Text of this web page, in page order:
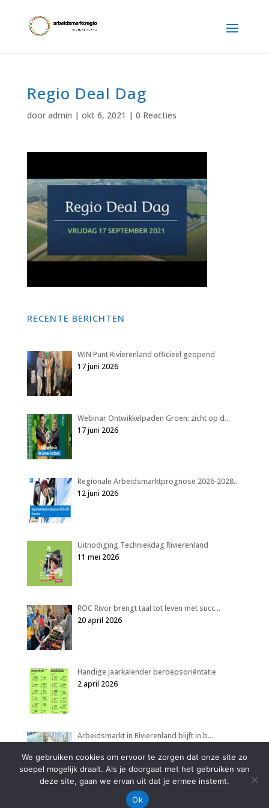
Regio Deal Dag
door admin | okt 6, 2021 | 0 Reacties
RECENTE BERICHTEN
WIN Punt Rivierenland officieel geopend
17 juni 2026
Webinar Ontwikkelpaden Groen: zicht op d…
17 juni 2026
Regionale Arbeidsmarktprognose 2026-2028…
12 juni 2026
Uitnodiging Techniekdag Rivierenland
11 mei 2026
ROC Rivor brengt taal tot leven met succ…
20 april 2026
Handige jaarkalender beroepsoriëntatie
2 april 2026
Arbeidsmarkt in Rivierenland blijft in b…
We gebruiken cookies om ervoor te zorgen dat onze site zo
soepel mogelijk draait. Als je doorgaat met het gebruiken van
deze site, gaan we ervan uit dat je ermee instemt.
Ok